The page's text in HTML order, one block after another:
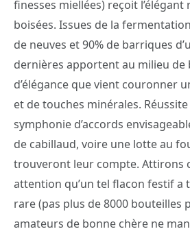
finesses miellées) reçoit
boisées. Issues de la
de neuves et 90% de barriques
dernières apportent au milieu de
d’élégance que vient couronner
et de touches minérales.
symphonie d’accords
de cabillaud, voire une lotte au
trouveront leur compte. Attirons
attention qu’un tel flacon festif a
rare (pas plus de 8000 bouteilles
amateurs de bonne chère ne